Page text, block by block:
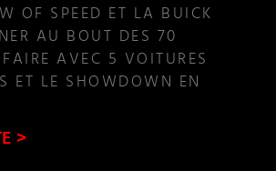
OF SPEED ET LA BUICK
AU BOUT DES 70
AVEC 5 VOITURES
ET LE SHOWDOWN EN
>